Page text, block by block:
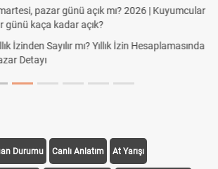
açık mı? 2026 | Kuyumcular
açık?
mı? Yıllık İzin Hesaplamasında
TFF
Durumu Canlı Anlatım At Yarışı